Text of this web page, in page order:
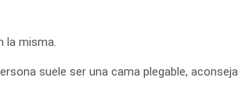
la misma.
suele ser una cama plegable,